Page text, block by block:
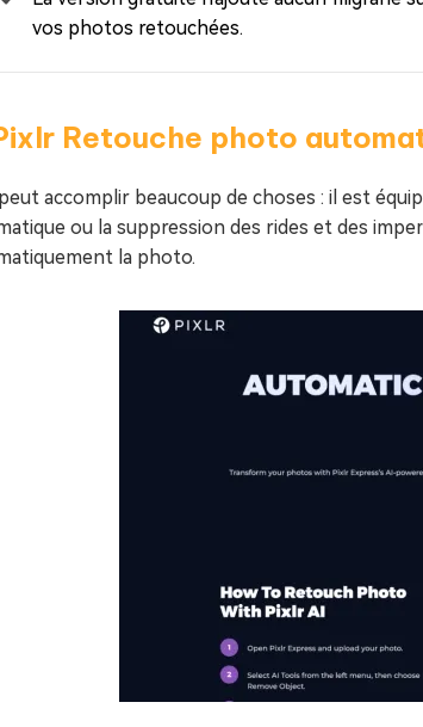
vos photos retouchées.
Retouche photo
accomplir beaucoup de choses : il est
ou la suppression des rides et des
la photo.